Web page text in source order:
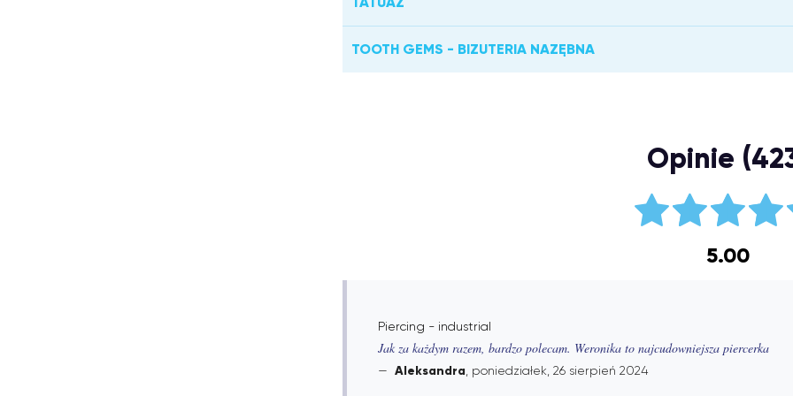
TOOTH GEMS - BIZUTERIA NAZĘBNA
Opinie
5.00
Piercing - industrial
Jak za każdym razem, bardzo polecam. Weronika to najcudowniejsza piercerka
Aleksandra , poniedziałek, 26 sierpień 2024